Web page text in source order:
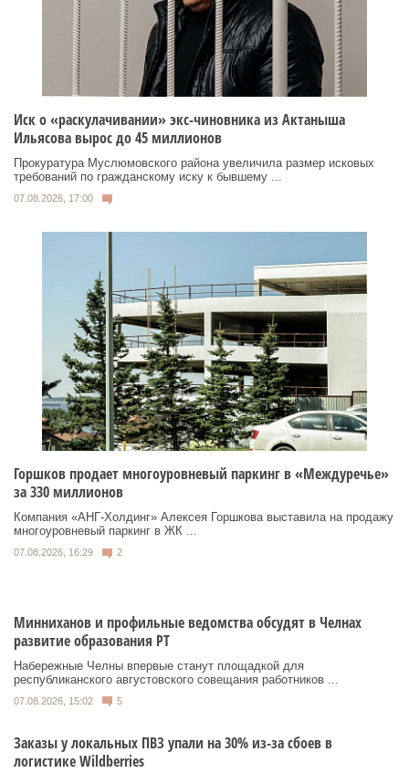
Иск о «раскулачивании» экс-чиновника из Актаныша
Ильясова вырос до 45 миллионов
Прокуратура Муслюмовского района увеличила размер исковых
требований по гражданскому иску к бывшему ...
07.08.2026, 17:00
Горшков продает многоуровневый паркинг в «Междуречье»
за 330 миллионов
Компания «АНГ-Холдинг» Алексея Горшкова выставила на продажу
многоуровневый паркинг в ЖК ...
07.08.2026, 16:29 2
Минниханов и профильные ведомства обсудят в Челнах
развитие образования РТ
Набережные Челны впервые станут площадкой для
республиканского августовского совещания работников ...
07.08.2026, 15:02 5
Заказы у локальных ПВЗ упали на 30% из-за сбоев в
логистике Wildberries